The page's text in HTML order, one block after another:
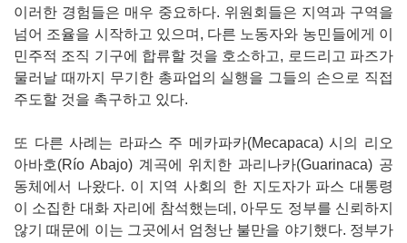
이러한 경험들은 매우 중요하다. 위원회들은 지역과 구역을
넘어 조율을 시작하고 있으며, 다른 노동자와 농민들에게 이
민주적 조직 기구에 합류할 것을 호소하고, 로드리고 파즈가
물러날 때까지 무기한 총파업의 실행을 그들의 손으로 직접
주도할 것을 촉구하고 있다.
또 다른 사례는 라파스 주 메카파카(Mecapaca) 시의 리오
아바호(Río Abajo) 계곡에 위치한 과리나카(Guarinaca) 공
동체에서 나왔다. 이 지역 사회의 한 지도자가 파스 대통령
이 소집한 대화 자리에 참석했는데, 아무도 정부를 신뢰하지
않기 때문에 이는 그곳에서 엄청난 불만을 야기했다. 정부가